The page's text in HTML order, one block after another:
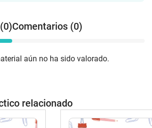
Comentarios (0)
aún no ha sido valorado.
relacionado